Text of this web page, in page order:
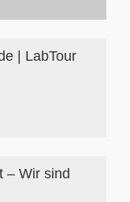
| LabTour
– Wir sind